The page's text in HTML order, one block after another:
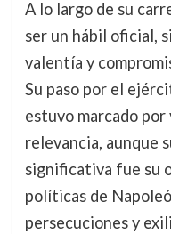
A lo largo de su
ser un hábil oficial,
valentía y
Su paso por el
estuvo marcado
relevancia, aunque
significativa fue su
políticas de
persecuciones y